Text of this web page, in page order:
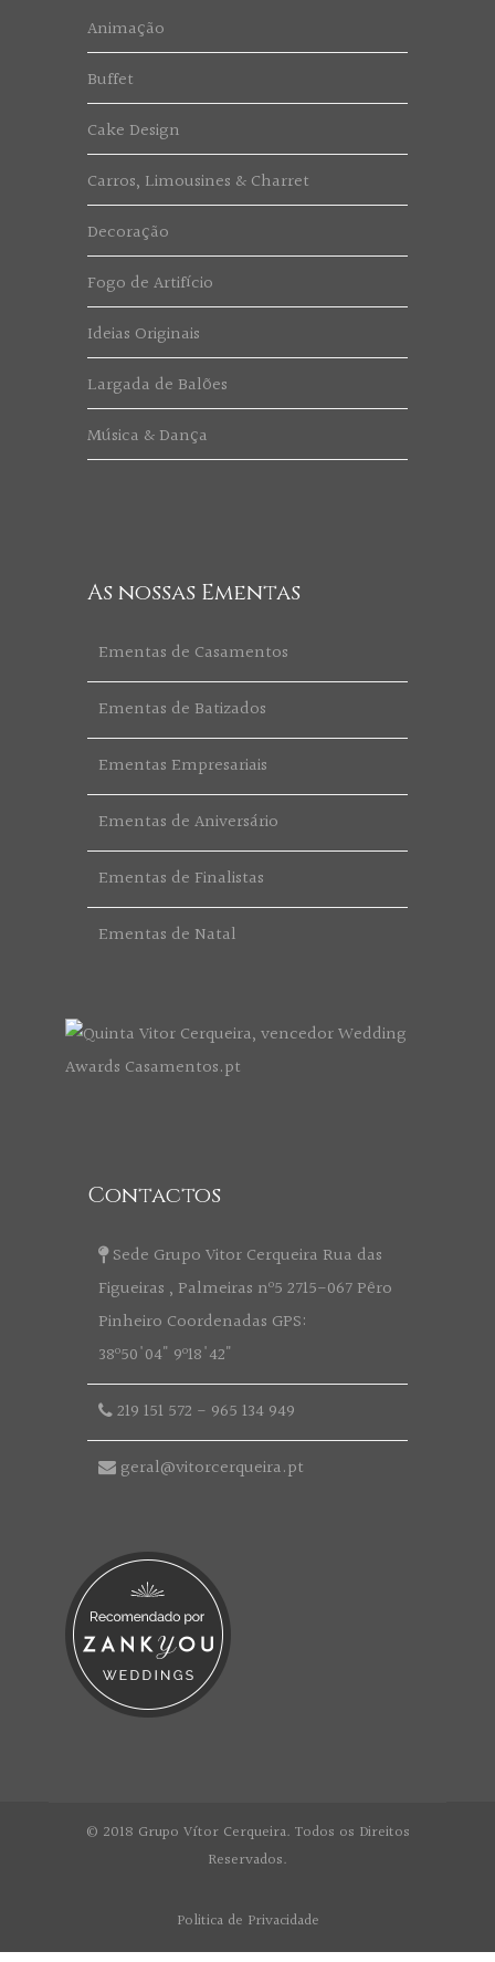
Animação
Buffet
Cake Design
Carros, Limousines & Charret
Decoração
Fogo de Artifício
Ideias Originais
Largada de Balões
Música & Dança
As nossas Ementas
Ementas de Casamentos
Ementas de Batizados
Ementas Empresariais
Ementas de Aniversário
Ementas de Finalistas
Ementas de Natal
Contactos
Sede Grupo Vitor Cerqueira Rua das
Figueiras , Palmeiras nº5 2715-067 Pêro
Pinheiro Coordenadas GPS:
38º50'04" 9º18'42"
219 151 572 - 965 134 949
geral@vitorcerqueira.pt
© 2018 Grupo Vítor Cerqueira. Todos os Direitos
Reservados.
Politica de Privacidade